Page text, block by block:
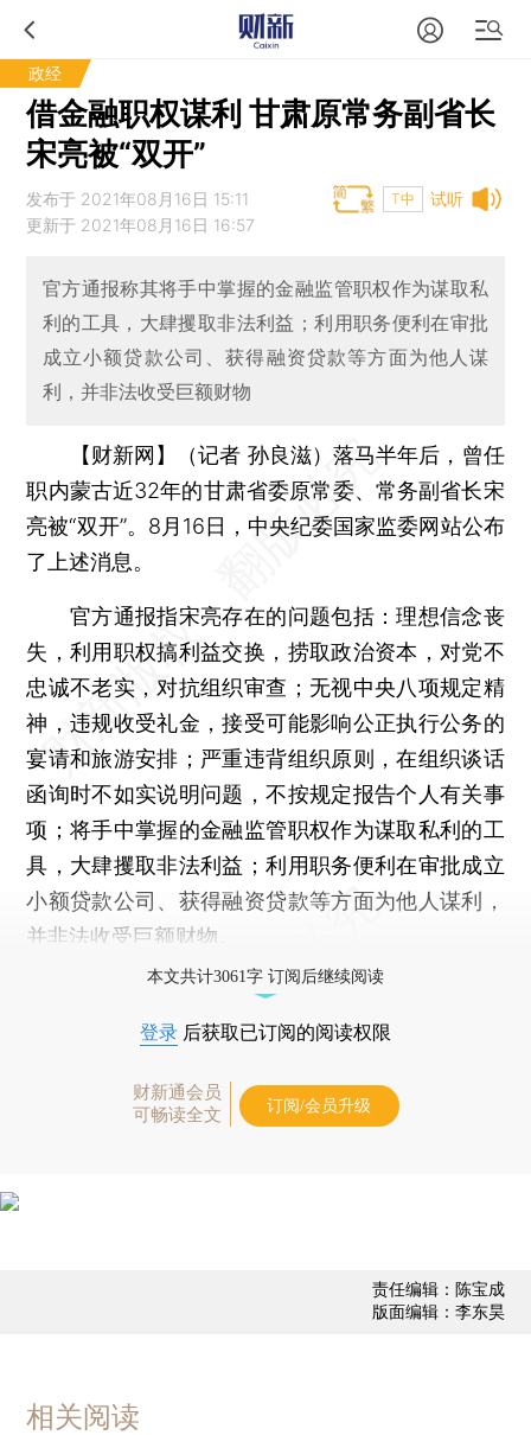
政经
借金融职权谋利 甘肃原常务副省长
宋亮被“双开”
试听
发布于 2021年08月16日 15:11
更新于 2021年08月16日 16:57
T中
官方通报称其将手中掌握的金融监管职权作为谋取私
利的工具，大肆攫取非法利益；利用职务便利在审批
成立小额贷款公司、获得融资贷款等方面为他人谋
利，并非法收受巨额财物
【财新网】（记者 孙良滋） 落马半年后，曾任
职内蒙古近32年的甘肃省委原常委、常务副省长宋
亮被“双开”。8月16日，中央纪委国家监委网站公布
了上述消息。
官方通报指宋亮存在的问题包括：理想信念丧
失，利用职权搞利益交换，捞取政治资本，对党不
忠诚不老实，对抗组织审查；无视中央八项规定精
神，违规收受礼金，接受可能影响公正执行公务的
宴请和旅游安排；严重违背组织原则，在组织谈话
函询时不如实说明问题，不按规定报告个人有关事
项；将手中掌握的金融监管职权作为谋取私利的工
具，大肆攫取非法利益；利用职务便利在审批成立
小额贷款公司、获得融资贷款等方面为他人谋利，
并非法收受巨额财物。
本文共计3061字 订阅后继续阅读
登录 后获取已订阅的阅读权限
财新通会员
可畅读全文
订阅/会员升级
责任编辑：陈宝成
版面编辑：李东昊
相关阅读